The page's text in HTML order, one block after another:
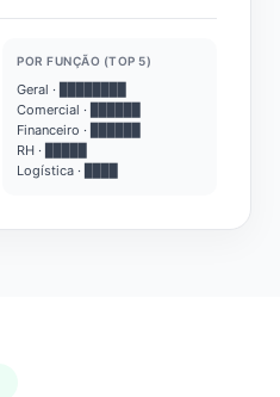
POR FUNÇÃO (TOP 5)
Geral · ████████
Comercial · ██████
Financeiro · ██████
RH · █████
Logística · ████